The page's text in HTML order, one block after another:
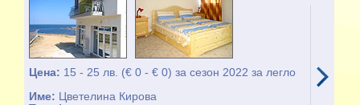
Цена: 15 - 25 лв. (€ 0 - € 0) за сезон 2022 за легло
Име: Цветелина Кирова